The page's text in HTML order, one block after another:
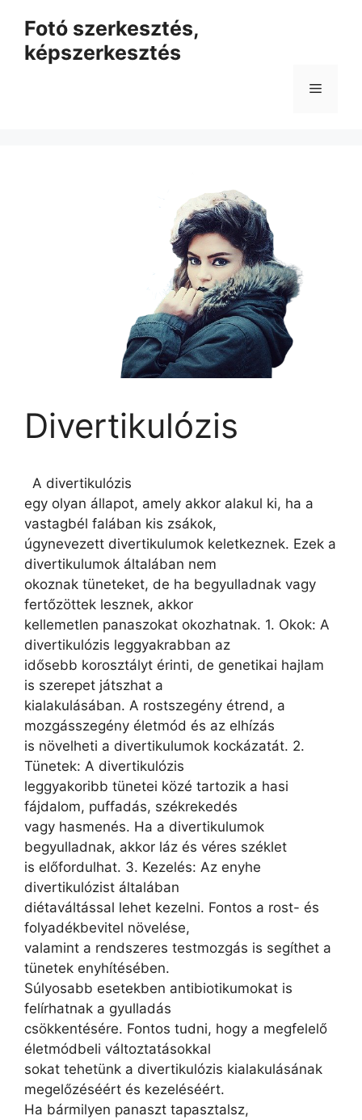
tartalomba
Fotó szerkesztés,
képszerkesztés
Menü
Divertikulózis
A divertikulózis
egy olyan állapot, amely akkor alakul ki, ha a
vastagbél falában kis zsákok,
úgynevezett divertikulumok keletkeznek. Ezek a
divertikulumok általában nem
okoznak tüneteket, de ha begyulladnak vagy
fertőzöttek lesznek, akkor
kellemetlen panaszokat okozhatnak. 1. Okok: A
divertikulózis leggyakrabban az
idősebb korosztályt érinti, de genetikai hajlam
is szerepet játszhat a
kialakulásában. A rostszegény étrend, a
mozgásszegény életmód és az elhízás
is növelheti a divertikulumok kockázatát. 2.
Tünetek: A divertikulózis
leggyakoribb tünetei közé tartozik a hasi
fájdalom, puffadás, székrekedés
vagy hasmenés. Ha a divertikulumok
begyulladnak, akkor láz és véres széklet
is előfordulhat. 3. Kezelés: Az enyhe
divertikulózist általában
diétaváltással lehet kezelni. Fontos a rost- és
folyadékbevitel növelése,
valamint a rendszeres testmozgás is segíthet a
tünetek enyhítésében.
Súlyosabb esetekben antibiotikumokat is
felírhatnak a gyulladás
csökkentésére. Fontos tudni, hogy a megfelelő
életmódbeli változtatásokkal
sokat tehetünk a divertikulózis kialakulásának
megelőzéséért és kezeléséért.
Ha bármilyen panaszt tapasztalsz,